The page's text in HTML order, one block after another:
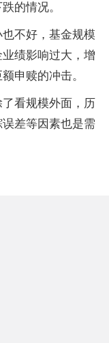
的情况。
不好，基金规模
绩影响过大，增
申赎的冲击。
看规模外面，历
差等因素也是需